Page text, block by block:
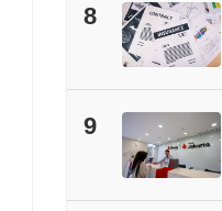
8
9